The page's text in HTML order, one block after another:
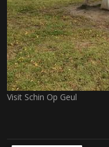
Visit Schin Op Geul